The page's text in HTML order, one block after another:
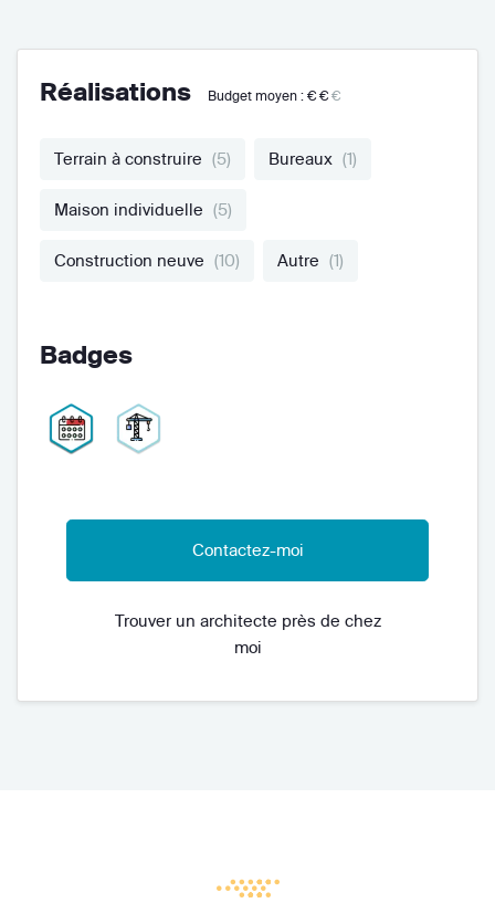
Réalisations Budget moyen : €€€
Terrain à construire (5) Bureaux (1)
Maison individuelle (5)
Construction neuve (10) Autre (1)
Badges
Contactez-moi
Trouver un architecte près de chez
moi